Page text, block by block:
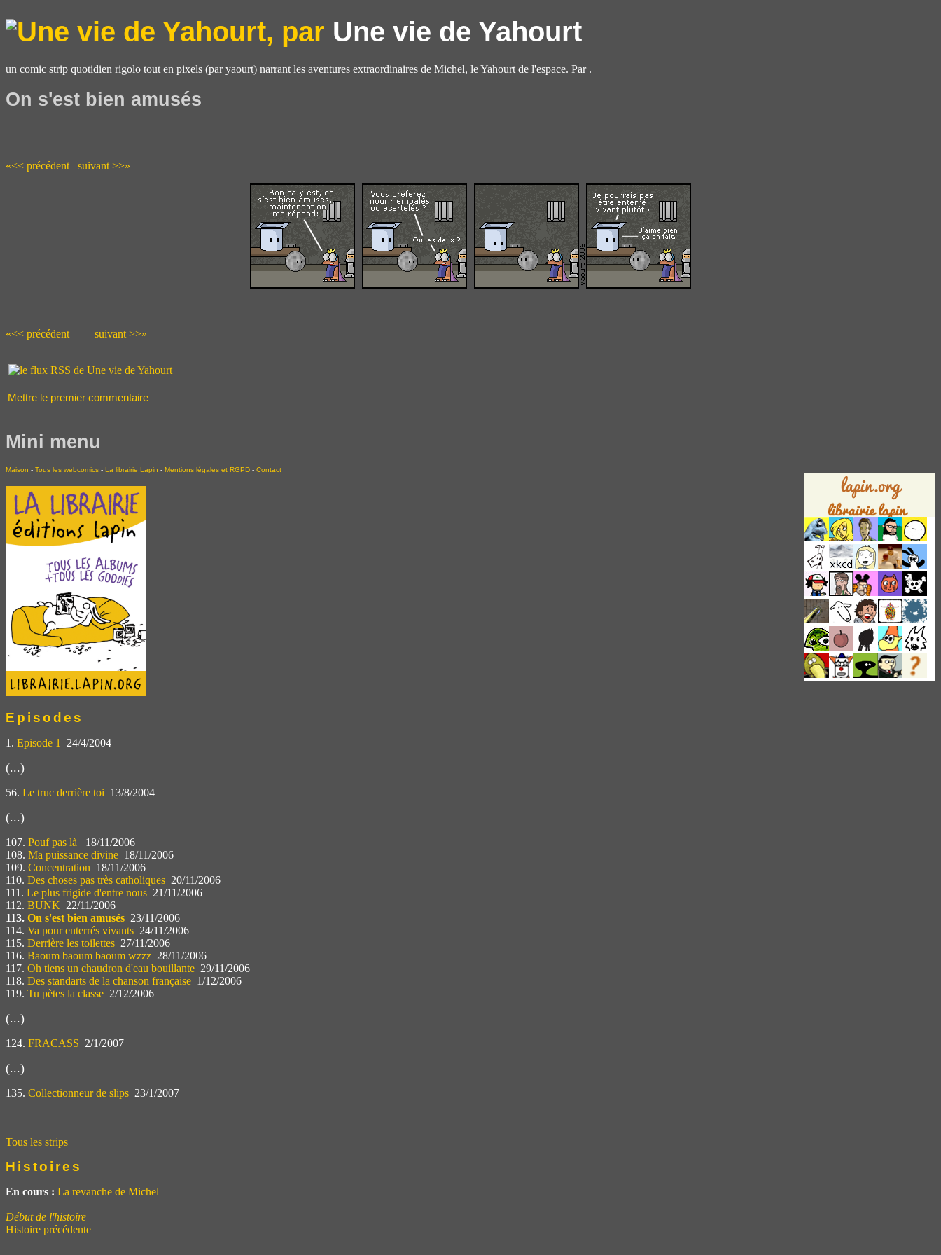
Une vie de Yahourt
un comic strip quotidien rigolo tout en pixels (par yaourt) narrant les aventures extraordinaires de Michel, le Yahourt de l'espace. Par .
On s'est bien amusés
«<< précédent suivant >>»
«<< précédent suivant >>»
Mettre le premier commentaire
Mini menu
Maison - Tous les webcomics - La librairie Lapin - Mentions légales et RGPD - Contact
Episodes
1. Episode 1 24/4/2004
(...)
56. Le truc derrière toi 13/8/2004
(...)
107. Pouf pas là
18/11/2006
108. Ma puissance divine 18/11/2006
109. Concentration 18/11/2006
110. Des choses pas très catholiques 20/11/2006
111. Le plus frigide d'entre nous 21/11/2006
112. BUNK 22/11/2006
113. On s'est bien amusés 23/11/2006
114. Va pour enterrés vivants 24/11/2006
115. Derrière les toilettes 27/11/2006
116. Baoum baoum baoum wzzz 28/11/2006
117. Oh tiens un chaudron d'eau bouillante 29/11/2006
118. Des standarts de la chanson française 1/12/2006
119. Tu pètes la classe 2/12/2006
(...)
124. FRACASS 2/1/2007
(...)
135. Collectionneur de slips 23/1/2007
Tous les strips
Histoires
En cours : La revanche de Michel
Début de l'histoire
Histoire précédente